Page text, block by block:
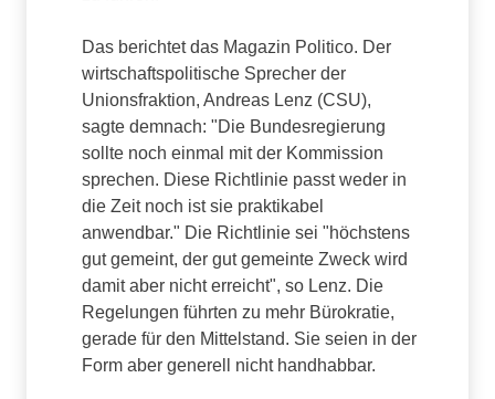
Das berichtet das Magazin Politico. Der
wirtschaftspolitische Sprecher der
Unionsfraktion, Andreas Lenz (CSU),
sagte demnach: "Die Bundesregierung
sollte noch einmal mit der Kommission
sprechen. Diese Richtlinie passt weder in
die Zeit noch ist sie praktikabel
anwendbar." Die Richtlinie sei "höchstens
gut gemeint, der gut gemeinte Zweck wird
damit aber nicht erreicht", so Lenz. Die
Regelungen führten zu mehr Bürokratie,
gerade für den Mittelstand. Sie seien in der
Form aber generell nicht handhabbar.